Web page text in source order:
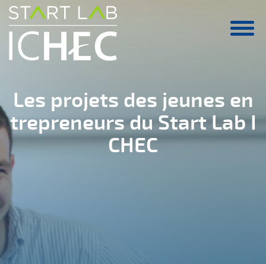
Aller au contenu principal
Les projets des jeunes en
trepreneurs du Start Lab I
CHEC